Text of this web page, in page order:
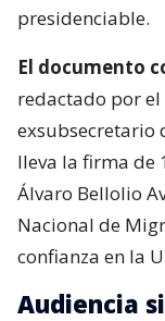
presidenciable.
El documento
redactado por
exsubsecretario
lleva la firma de
Álvaro Bellolio
Nacional de
confianza en la
Audiencia